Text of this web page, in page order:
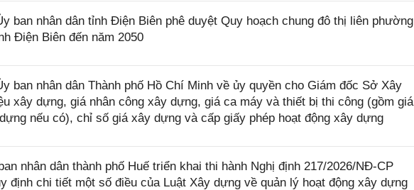
ban nhân dân tỉnh Điện Biên phê duyệt Quy hoạch chung đô thị liên phường
Điện Biên đến năm 2050
ban nhân dân Thành phố Hồ Chí Minh về ủy quyền cho Giám đốc Sở Xây
xây dựng, giá nhân công xây dựng, giá ca máy và thiết bị thi công (gồm giá
nếu có), chỉ số giá xây dựng và cấp giấy phép hoạt động xây dựng
nhân dân thành phố Huế triển khai thi hành Nghị định 217/2026/NĐ-CP
định chi tiết một số điều của Luật Xây dựng về quản lý hoạt động xây dựng